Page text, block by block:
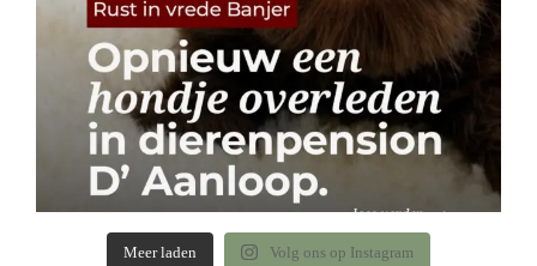
Meer laden Volg ons op Instagram